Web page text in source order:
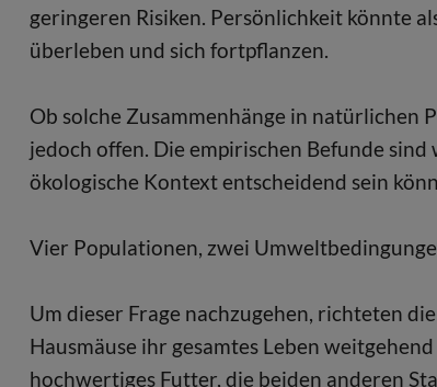
geringeren Risiken. Persönlichkeit könnte
überleben und sich fortpflanzen.
Ob solche Zusammenhänge in natürlichen
jedoch offen. Die empirischen Befunde
ökologische Kontext entscheidend sein
Vier Populationen, zwei
Um dieser Frage nachzugehen, richteten
Hausmäuse ihr gesamtes Leben
hochwertiges Futter, die beiden anderen